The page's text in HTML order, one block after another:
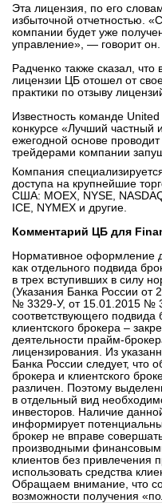
Эта лицензия, по его
избыточной отчетностью.
компании будет уже
управление», — говорит он.
Радченко также сказал,
лицензии ЦБ отошел от
практики по отзыву
Известность команде
конкурсе «Лучший частный
ежегодной основе
трейдерами компании
Компания
доступа на крупнейшие
США: MOEX, NYSE,
ICE, NYMEX и другие.
Комментарий ЦБ для
Нормативное оформление
как отдельного подвида
в трех вступивших в силу
(Указания Банка России
№ 3329-У, от 15.01.2015 №
соответствующего подвида
клиентского брокера –
деятельности прайм-
лицензирования. Из
Банка России следует, что
брокера и клиентского
различен. Поэтому
в отдельный вид
инвесторов. Наличие
информирует
брокер не вправе
производными
клиентов без привлечения
использовать средства
Обращаем внимание, что
возможности получения